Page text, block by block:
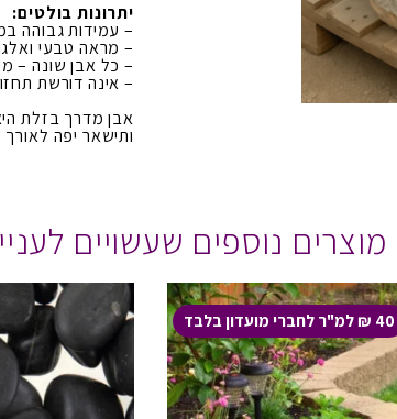
יתרונות בולטים:
– עמידות גבוהה
– מראה טבעי
– כל אבן שונה –
– אינה דורשת
אבן מדרך בזלת
ותישאר יפה לאורך
מוצרים נוספים שעשויים
40 ₪ למ"ר לחברי מועדון בלבד